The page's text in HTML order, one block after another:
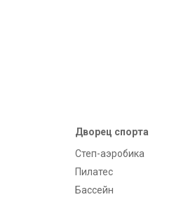
Дворец спорта
Степ-аэробика
Пилатес
Бассейн